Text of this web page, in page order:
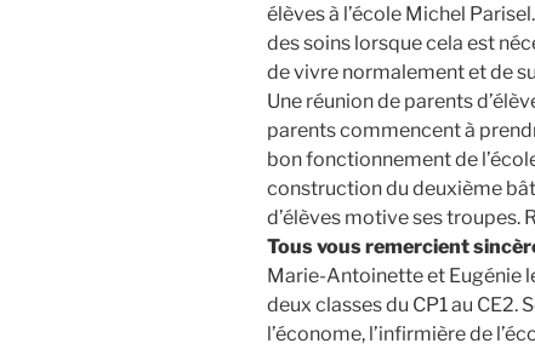
élèves à l’école Michel
des soins lorsque cela est
de vivre normalement et de
Une réunion de parents
parents commencent à
bon fonctionnement de
construction du deuxième
d’élèves motive ses troupes.
Tous vous remercient
Marie-Antoinette et Eugénie
deux classes du CP1 au
l’économe, l’infirmière de